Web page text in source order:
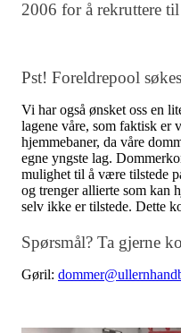
2006 for å rekruttere
Pst! Foreldrepool
Vi har også ønsket oss en
lagene våre, som faktisk er
hjemmebaner, da våre
egne yngste lag.
mulighet til å være tilstede
og trenger allierte som kan
selv ikke er tilstede. Dette
Spørsmål? Ta gjerne
Gøril: